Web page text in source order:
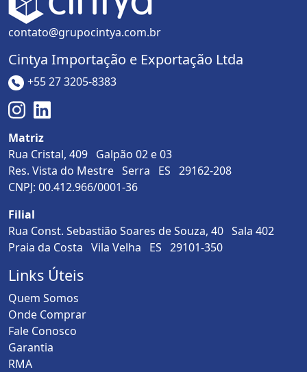
contato@grupocintya.com.br
Cintya Importação e Exportação Ltda
+55 27 3205-8383
Matriz
Rua Cristal, 409 Galpão 02 e 03
Res. Vista do Mestre Serra ES 29162-208
CNPJ: 00.412.966/0001-36
Filial
Rua Const. Sebastião Soares de Souza, 40 Sala 402
Praia da Costa Vila Velha ES 29101-350
Links Úteis
Quem Somos
Onde Comprar
Fale Conosco
Garantia
RMA